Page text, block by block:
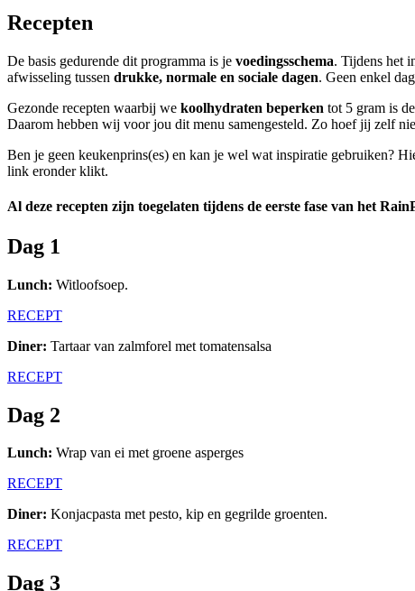
Recepten
De basis gedurende dit programma is je voedingsschema. Tijdens het
afwisseling tussen drukke, normale en sociale dagen. Geen enkel
Gezonde recepten waarbij we koolhydraten beperken tot 5 gram is
Daarom hebben wij voor jou dit menu samengesteld. Zo hoef jij zelf
Ben je geen keukenprins(es) en kan je wel wat inspiratie gebruiken?
link eronder klikt.
Al deze recepten zijn toegelaten tijdens de eerste fase van het
Dag 1
Lunch: Witloofsoep.
RECEPT
Diner: Tartaar van zalmforel met tomatensalsa
RECEPT
Dag 2
Lunch: Wrap van ei met groene asperges
RECEPT
Diner: Konjacpasta met pesto, kip en gegrilde groenten.
RECEPT
Dag 3